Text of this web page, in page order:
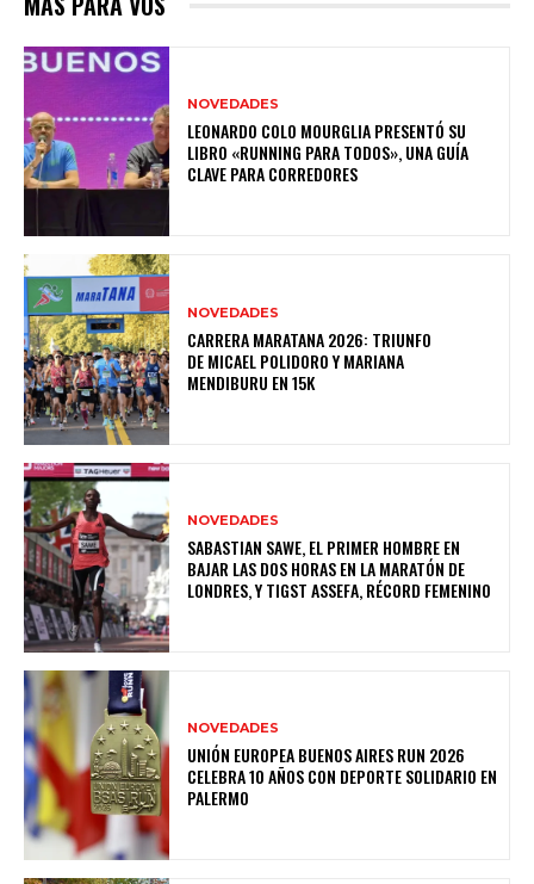
NOVEDADES
LEONARDO COLO MOURGLIA PRESENTÓ SU
LIBRO «RUNNING PARA TODOS», UNA GUÍA
CLAVE PARA CORREDORES
NOVEDADES
CARRERA MARATANA 2026: TRIUNFO
DE MICAEL POLIDORO Y MARIANA
MENDIBURU EN 15K
NOVEDADES
SABASTIAN SAWE, EL PRIMER HOMBRE EN
BAJAR LAS DOS HORAS EN LA MARATÓN DE
LONDRES, Y TIGST ASSEFA, RÉCORD FEMENINO
NOVEDADES
UNIÓN EUROPEA BUENOS AIRES RUN 2026
CELEBRA 10 AÑOS CON DEPORTE SOLIDARIO EN
PALERMO